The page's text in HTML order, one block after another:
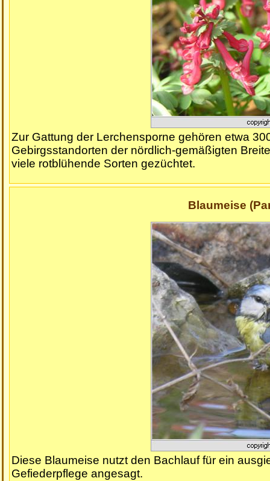
Zur Gattung der Lerchensporne gehören etwa
Gebirgsstandorten der nördlich-gemäßigten
viele rotblühende Sorten gezüchtet.
Blaumeise
Diese Blaumeise nutzt den Bachlauf für ein
Gefiederpflege angesagt.